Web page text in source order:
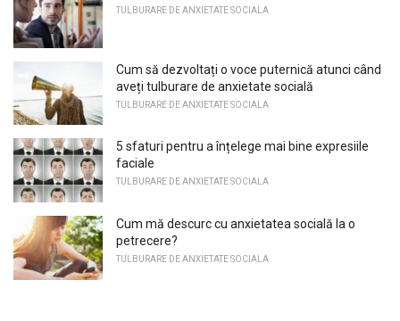
TULBURARE DE ANXIETATE SOCIALA
Cum să dezvoltați o voce puternică atunci când
aveți tulburare de anxietate socială
TULBURARE DE ANXIETATE SOCIALA
5 sfaturi pentru a înțelege mai bine expresiile
faciale
TULBURARE DE ANXIETATE SOCIALA
Cum mă descurc cu anxietatea socială la o
petrecere?
TULBURARE DE ANXIETATE SOCIALA